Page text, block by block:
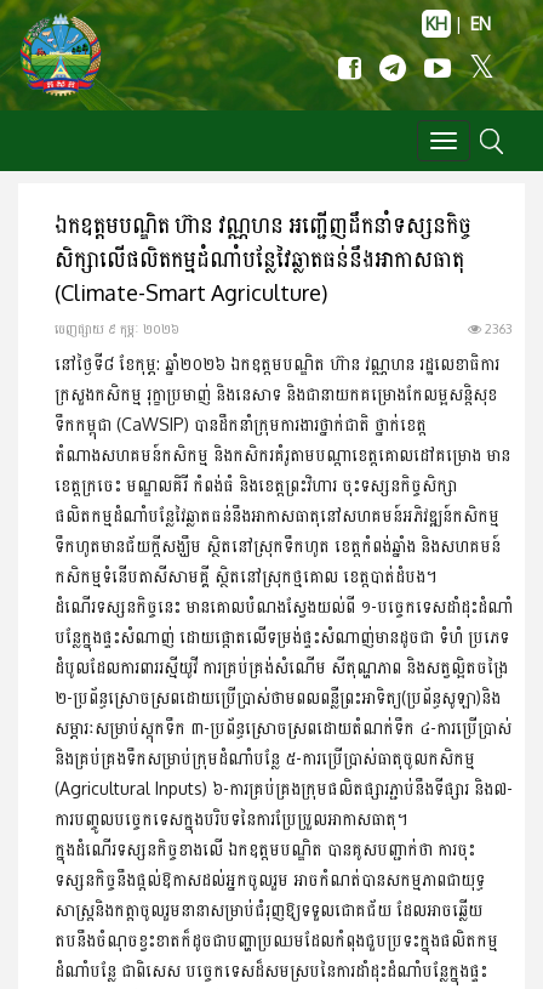
KH | EN
Toggle
navigation
ឯកឧត្តមបណ្ឌិត ហ៊ាន វណ្ណហន អញ្ជើញដឹកនាំទស្សនកិច្ច
សិក្សាលើផលិតកម្មដំណាំបន្លែវៃឆ្លាតធន់នឹងអាកាសធាតុ
(Climate-Smart Agriculture)
ចេញ​ផ្សាយ​ ៩ កុម្ភៈ ២០២៦ 2363
នៅថ្ងៃទី៨ ខែកុម្ភ: ឆ្នាំ២០២៦ ឯកឧត្តមបណ្ឌិត ហ៊ាន វណ្ណហន រដ្ឋលេខាធិការ
ក្រសួងកសិកម្ម រុក្ខាប្រមាញ់ និងនេសាទ និងជានាយកគម្រោងកែលម្អសន្តិសុខ
ទឹកកម្ពុជា (CaWSIP) បានដឹកនាំក្រុមការងារថ្នាក់ជាតិ ថ្នាក់ខេត្ត
តំណាងសហគមន៍កសិកម្ម និងកសិករគំរូតាមបណ្តាខេត្ដគោលដៅគម្រោង មាន
ខេត្ដក្រចេះ មណ្ឌលគិរី កំពង់ធំ និងខេត្ដព្រះវិហារ ចុះទស្សនកិច្ចសិក្សា
ផលិតកម្មដំណាំបន្លែវៃឆ្លាតធន់នឹងអាកាសធាតុនៅសហគមន៍អភិវឌ្ឍន៍កសិកម្ម
ទឹកហូតមានជ័យក្តីសង្ឃឹម ស្ថិតនៅស្រុកទឹកហូត ខេត្ដកំពង់ឆ្នាំង និងសហគមន៍
កសិកម្មទំនើបតាសីសាមគ្គី ស្ថិតនៅស្រុកថ្មគោល ខេត្តបាត់ដំបង។
ដំណើរទស្សនកិច្ចនេះ មានគោលបំណងស្វែងយល់ពី ១-បច្ចេកទេសដាំដុះដំណាំ
បន្លែក្នុងផ្ទះសំណាញ់ ដោយផ្តោតលើទម្រង់ផ្ទះសំណាញ់មានដូចជា ទំហំ ប្រភេទ
ដំបូលដែលការពាររស្មីយូវី ការគ្រប់គ្រង់សំណើម សីតុណ្ហភាព និងសត្វល្អិតចង្រៃ
២-ប្រព័ន្ធស្រោចស្រពដោយប្រើប្រាស់ថាមពលពន្លឺព្រះអាទិត្យ(ប្រព័ន្ធសូឡា)និង
សម្ភារៈសម្រាប់ស្តុកទឹក ៣-ប្រព័ន្ធស្រោចស្រពដោយតំណក់ទឹក ៤-ការប្រើប្រាស់
និងគ្រប់គ្រងទឹកសម្រាប់ក្រុមដំណាំបន្លែ ៥-ការប្រើប្រាស់ធាតុចូលកសិកម្ម
(Agricultural Inputs) ៦-ការគ្រប់គ្រងក្រុមផលិតផ្សារភ្ជាប់នឹងទីផ្សារ និង៧-
ការបញ្ចូលបច្ចេកទេសក្នុងបរិបទនៃការប្រែប្រួលអាកាសធាតុ។
ក្នុងដំណើរទស្សនកិច្ចខាងលើ ឯកឧត្ដមបណ្ឌិត បានគូសបញ្ជាក់ថា ការចុះ
ទស្សនកិច្ចនឹងផ្ដល់ឱកាសដល់អ្នកចូលរួម អាចកំណត់បានសកម្មភាពជាយុទ្ធ
សាស្ត្រនិងកត្តាចូលរួមនានាសម្រាប់ជំរុញឱ្យទទួលជោគជ័យ ដែលអាចឆ្លើយ
តបនឹងចំណុចខ្វះខាតក៏ដូចជាបញ្ហាប្រឈមដែលកំពុងជួបប្រទះក្នុងផលិតកម្ម
ដំណាំបន្លែ ជាពិសេស បច្ចេកទេសដ៏សមស្របនៃការដាំដុះដំណាំបន្លែក្នុងផ្ទះ